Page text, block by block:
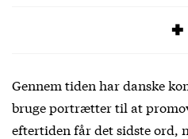
Gennem tiden har danske
bruge portrætter til at
eftertiden får det sidste ord,